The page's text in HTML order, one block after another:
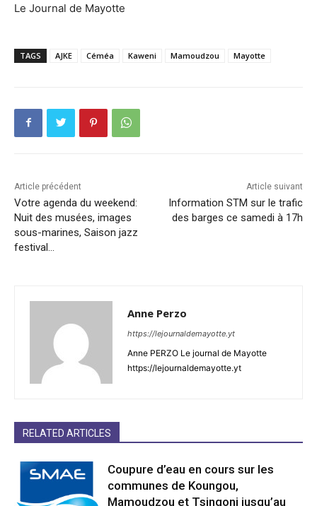
Le Journal de Mayotte
TAGS AJKE Céméa Kaweni Mamoudzou Mayotte
Article précédent
Votre agenda du weekend:
Nuit des musées, images
sous-marines, Saison jazz
festival…
Article suivant
Information STM sur le trafic
des barges ce samedi à 17h
Anne Perzo
https://lejournaldemayotte.yt
Anne PERZO Le journal de Mayotte
https://lejournaldemayotte.yt
RELATED ARTICLES
Coupure d’eau en cours sur les
communes de Koungou,
Mamoudzou et Tsingoni jusqu’au